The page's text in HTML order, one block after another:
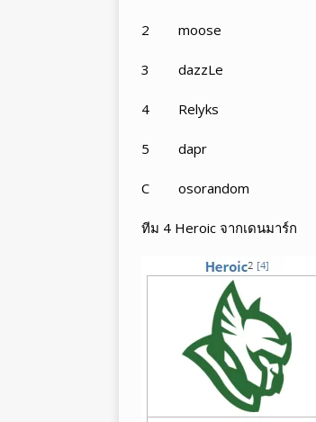
2 moose
3 dazzLe
4 Relyks
5 dapr
C osorandom
ทีม 4 Heroic จากเดนมาร์ก